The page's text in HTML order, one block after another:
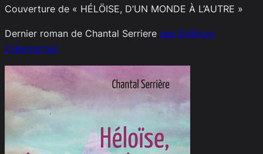
Couverture de « HÉLÖISE, D’UN MONDE À L’AUTRE »
Dernier roman de Chantal Serriere aux Editions
L’Harmattan